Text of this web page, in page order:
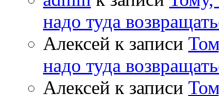
надо туда
Алексей к записи
надо туда
Алексей к записи